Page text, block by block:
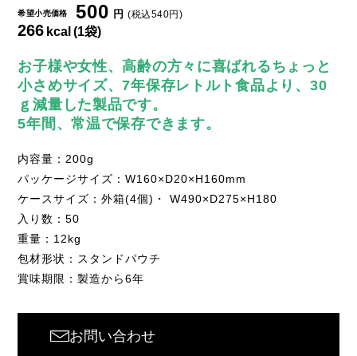
希望小売価格 500 円 (税込540円)
266 kcal (1袋)
お子様や女性、高齢の方々に喜ばれるちょっと
小さめサイズ、7年保存レトルト食品より、30
ｇ減量した製品です。
5年間、常温で保存できます。
内容量：200g
パッケージサイズ：W160×D20×H160mm
ケースサイズ：外箱(4個)・ W490×D275×H180
入り数：50
重量：12kg
包材形状：スタンドパウチ
賞味期限：製造から6年
お問い合わせ